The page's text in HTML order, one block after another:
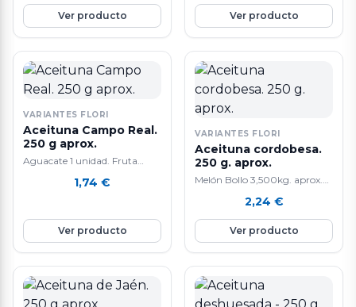
Ver producto Ver producto
VARIANTES FLORI
Aceituna Campo Real.
250 g aprox.
Aguacate 1 unidad. Fruta
aguacate lo convierte en un
tiene cada día mas seguidores.
Las propiedades son múltiples:
lo mas curioso
aguacate es que siendo una
fruta fresca su principal
componente no son los
1,74 €
Ver producto
VARIANTES FLORI
Aceituna cordobesa.
250 g. aprox.
Melón Bollo 3,500kg. aprox.
gracias a que contiene mucho
colágeno. También ayuda a la
perdida de peso y a cicatrizar
heridas. Ademas, mejora la
salud del corazón y del
sistema digestivo por su alto
2,24 €
Ver producto